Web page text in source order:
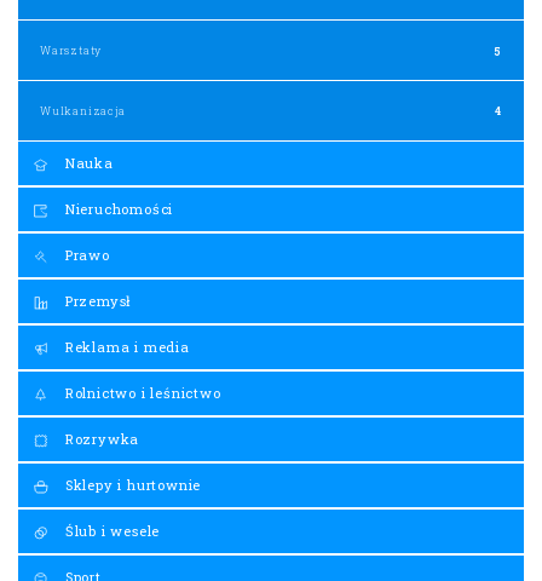
Warsztaty 5
Wulkanizacja 4
Nauka
Nieruchomości
Prawo
Przemysł
Reklama i media
Rolnictwo i leśnictwo
Rozrywka
Sklepy i hurtownie
Ślub i wesele
Sport